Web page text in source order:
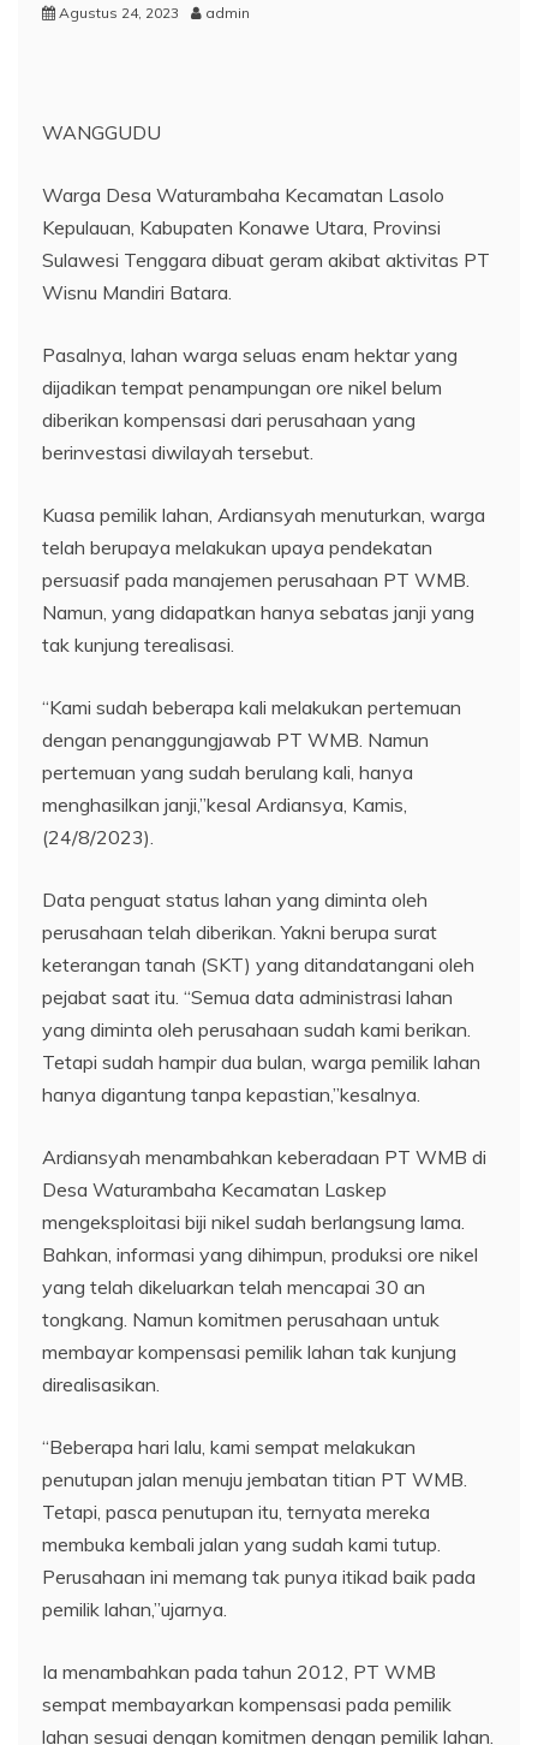
Agustus 24, 2023 admin
WANGGUDU
Warga Desa Waturambaha Kecamatan Lasolo
Kepulauan, Kabupaten Konawe Utara, Provinsi
Sulawesi Tenggara dibuat geram akibat aktivitas PT
Wisnu Mandiri Batara.
Pasalnya, lahan warga seluas enam hektar yang
dijadikan tempat penampungan ore nikel belum
diberikan kompensasi dari perusahaan yang
berinvestasi diwilayah tersebut.
Kuasa pemilik lahan, Ardiansyah menuturkan, warga
telah berupaya melakukan upaya pendekatan
persuasif pada manajemen perusahaan PT WMB.
Namun, yang didapatkan hanya sebatas janji yang
tak kunjung terealisasi.
“Kami sudah beberapa kali melakukan pertemuan
dengan penanggungjawab PT WMB. Namun
pertemuan yang sudah berulang kali, hanya
menghasilkan janji,”kesal Ardiansya, Kamis,
(24/8/2023).
Data penguat status lahan yang diminta oleh
perusahaan telah diberikan. Yakni berupa surat
keterangan tanah (SKT) yang ditandatangani oleh
pejabat saat itu. “Semua data administrasi lahan
yang diminta oleh perusahaan sudah kami berikan.
Tetapi sudah hampir dua bulan, warga pemilik lahan
hanya digantung tanpa kepastian,”kesalnya.
Ardiansyah menambahkan keberadaan PT WMB di
Desa Waturambaha Kecamatan Laskep
mengeksploitasi biji nikel sudah berlangsung lama.
Bahkan, informasi yang dihimpun, produksi ore nikel
yang telah dikeluarkan telah mencapai 30 an
tongkang. Namun komitmen perusahaan untuk
membayar kompensasi pemilik lahan tak kunjung
direalisasikan.
“Beberapa hari lalu, kami sempat melakukan
penutupan jalan menuju jembatan titian PT WMB.
Tetapi, pasca penutupan itu, ternyata mereka
membuka kembali jalan yang sudah kami tutup.
Perusahaan ini memang tak punya itikad baik pada
pemilik lahan,”ujarnya.
Ia menambahkan pada tahun 2012, PT WMB
sempat membayarkan kompensasi pada pemilik
lahan sesuai dengan komitmen dengan pemilik lahan.